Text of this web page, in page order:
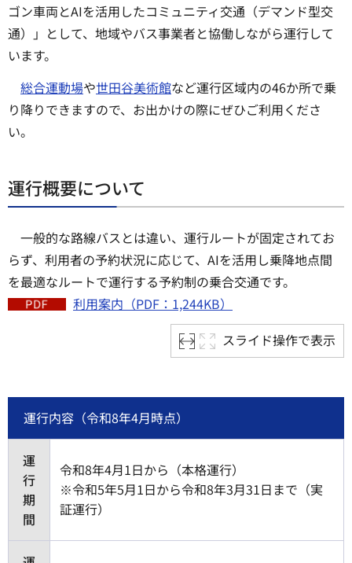
ゴン車両とAIを活用したコミュニティ交通（デマンド型交
通）」として、地域やバス事業者と協働しながら運行して
います。
総合運動場や世田谷美術館など運行区域内の46か所で乗
り降りできますので、お出かけの際にぜひご利用くださ
い。
運行概要について
一般的な路線バスとは違い、運行ルートが固定されてお
らず、利用者の予約状況に応じて、AIを活用し乗降地点間
を最適なルートで運行する予約制の乗合交通です。
利用案内（PDF：1,244KB）
スライド操作で表示
運行内容（令和8年4月時点）
運
行
期
間
令和8年4月1日から（本格運行）
※令和5年5月1日から令和8年3月31日まで（実
証運行）